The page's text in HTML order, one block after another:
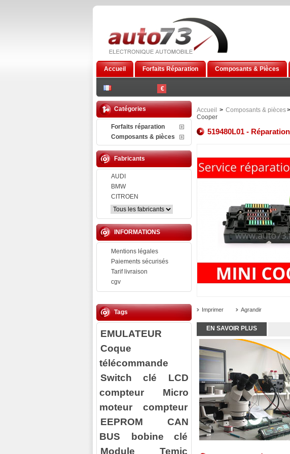
€
Accueil Forfaits Réparation Composants & Pièces
Catégories
Forfaits réparation
Composants & pièces
Fabricants
AUDI
BMW
CITROEN
INFORMATIONS
Mentions légales
Paiements sécurisés
Tarif livraison
cgv
Tags
EMULATEUR
Coque
télécommande
Switch clé
LCD
compteur
Micro
moteur compteur
EEPROM
CAN
BUS
bobine clé
Module Temic
Accueil > Composants & pièces>
Cooper
519480L01 -
Imprimer Agrandir
EN SAVOIR PLUS